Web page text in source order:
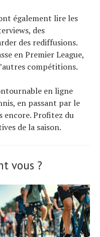
également lire les
des
des rediffusions.
en Premier League,
compétitions.
en ligne
en passant par le
encore. Profitez du
de la saison.
vous ?